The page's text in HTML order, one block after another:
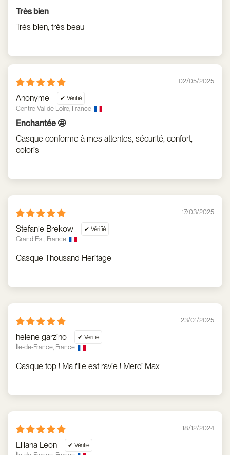
Très bien
Très bien, très beau
02/05/2025
Anonyme
Centre-Val de Loire, France
Enchantée 🤩
Casque conforme à mes attentes, sécurité, confort,
coloris
17/03/2025
Stefanie Brekow
Grand Est, France
Casque Thousand Heritage
23/01/2025
helene garzino
Île-de-France, France
Casque top ! Ma fille est ravie ! Merci Max
18/12/2024
Liliana Leon